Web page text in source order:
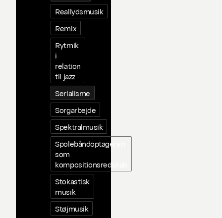
Reallydsmusik
Remix
Rytmik
i
relation
til jazz
Serialisme
Sorgarbejde
Spektralmusik
Spolebåndoptageren
som
kompositionsredskab
Stokastisk
musik
Støjmusik